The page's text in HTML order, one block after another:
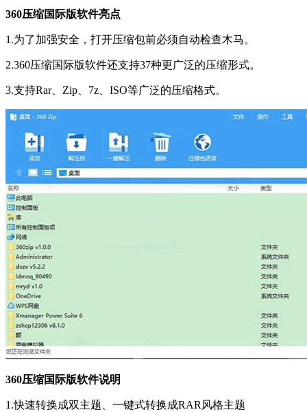
360压缩国际版软件亮点
1.为了加强安全，打开压缩包前必须自动检查木马。
2.360压缩国际版软件还支持37种更广泛的压缩形式。
3.支持Rar、Zip、7z、ISO等广泛的压缩格式。
360压缩国际版软件说明
1.快速转换成双主题、一键式转换成RAR风格主题